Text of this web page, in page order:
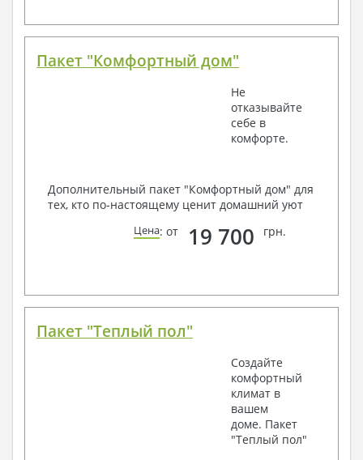
Пакет "Комфортный дом"
Не
отказывайте
себе в
комфорте.
Дополнительный пакет "Комфортный дом" для
тех, кто по-настоящему ценит домашний уют
Цена: от 19 700 грн.
Пакет "Теплый пол"
Создайте
комфортный
климат в
вашем
доме. Пакет
"Теплый пол"